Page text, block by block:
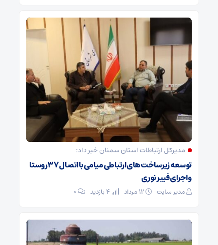
مدیرکل ارتباطات استان سمنان خبر داد:
توسعه زیرساخت‌های ارتباطی میامی با اتصال ۳۷ روستا
و اجرای فیبر نوری
مدیر سایت ۰